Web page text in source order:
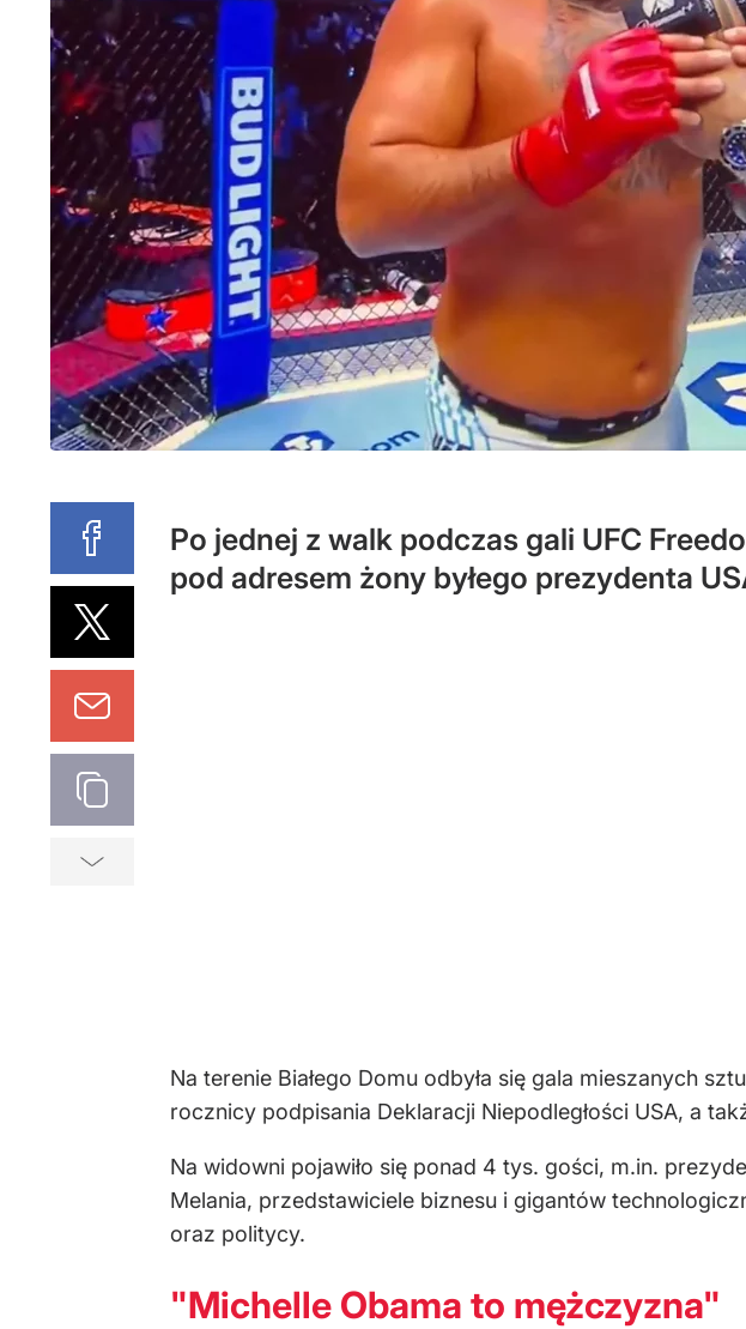
Po jednej z walk podczas gali UFC
pod adresem żony byłego prezydenta
Na terenie Białego Domu odbyła się gala mieszanych
rocznicy podpisania Deklaracji Niepodległości USA, a
Na widowni pojawiło się ponad 4 tys. gości, m.in.
Melania, przedstawiciele biznesu i gigantów
oraz politycy.
"Michelle Obama to mężczyzna"